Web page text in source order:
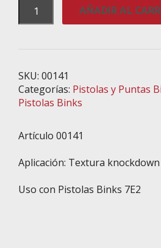
AST,
la
Pistola
Binks
7E2,
Reforzado
AÑADIR AL
SKU: 00141
Categorías: Pistolas y Puntas
Pistolas Binks
Artículo 00141
Aplicación: Textura
Uso con Pistolas Binks 7E2